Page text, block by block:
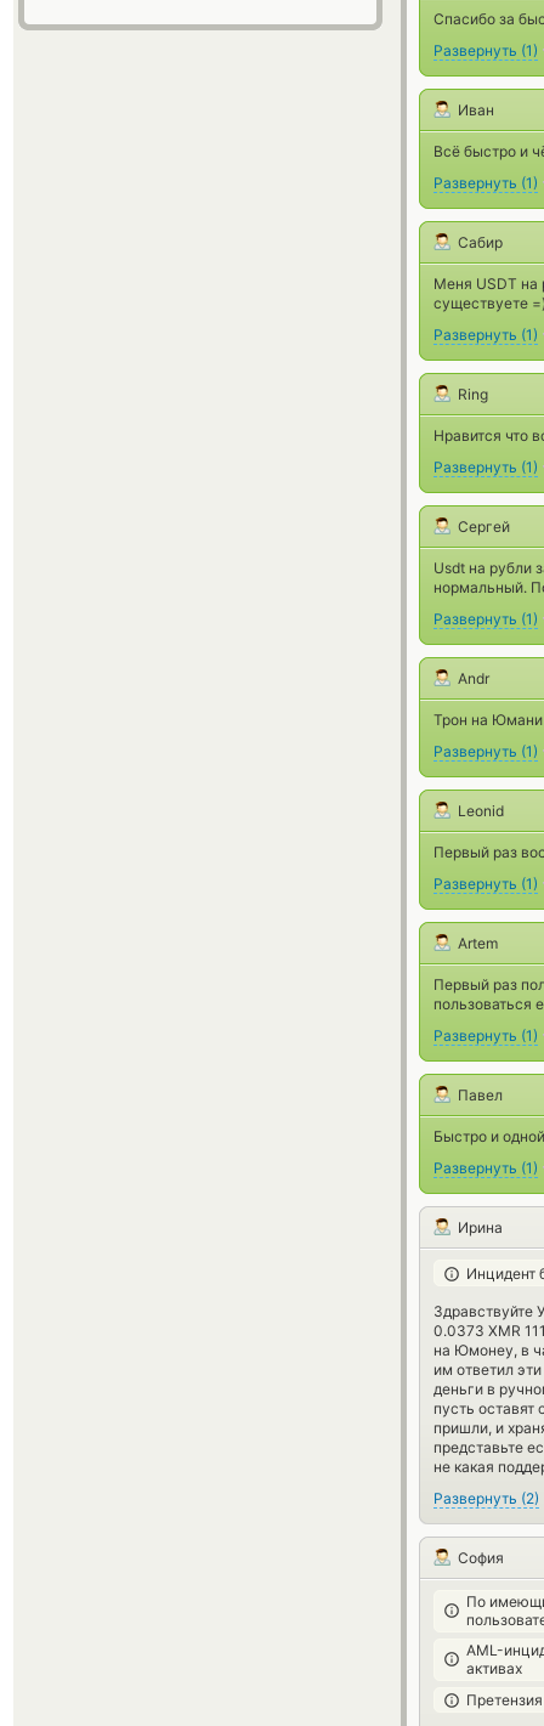
Спасибо за
Развернуть (1)
Иван
Всё быстро и
Развернуть (1)
Сабир
Меня USDT на
существуете
Развернуть (1)
Ring
Нравится что
Развернуть (1)
Сергей
Usdt на рубли
нормальный.
Развернуть (1)
Andr
Трон на
Развернуть (1)
Leonid
Первый раз
Развернуть (1)
Artem
Первый раз
пользоваться
Развернуть (1)
Павел
Быстро и
Развернуть (1)
Ирина
Инцидент
0.0373 XMR
на Юмонеу, в
им ответил
деньги в
пусть
пришли, и
представьте
не какая
Развернуть (2)
София
По
AML-
активах